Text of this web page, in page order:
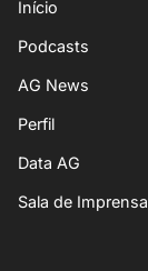
Início
Podcasts
AG News
Perfil
Data AG
Sala de Imprensa